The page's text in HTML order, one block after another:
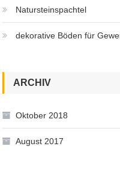
Natursteinspachtel
dekorative Böden für
ARCHIV
Oktober 2018
August 2017